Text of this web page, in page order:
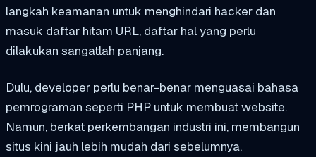
langkah keamanan untuk menghindari hacker dan
masuk daftar hitam URL, daftar hal yang perlu
dilakukan sangatlah panjang.
Dulu, developer perlu benar-benar menguasai bahasa
pemrograman seperti PHP untuk membuat website.
Namun, berkat perkembangan industri ini, membangun
situs kini jauh lebih mudah dari sebelumnya.